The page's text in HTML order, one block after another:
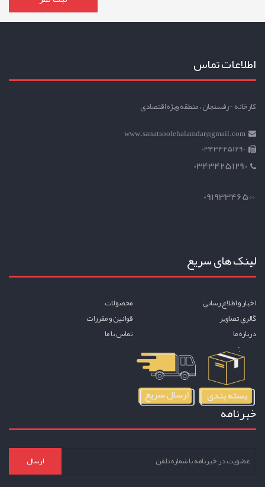
اطلاعات تماس
کارخانه -رفسنجان ، منطقه ویژه اقتصادی
www.sanatsoolehalamdar@gmail.com
03434251290
03434251290
09193346500
لینک های سریع
اخبار و اطلاع رساني
محصولات
گالري تصاوير
قوانين و مقررات
درباره ما
تماس با ما
خبرنامه
ارسال